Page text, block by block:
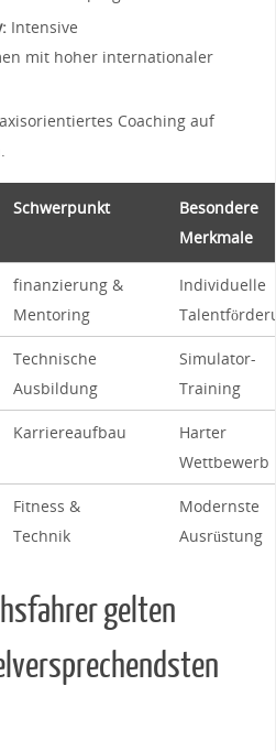
Intensive
mit hoher⁣ internationaler
Coaching ⁤auf⁣
Schwerpunkt
Besondere
Merkmale
finanzierung &
Mentoring
Individuelle
Technische⁣
Ausbildung
Simulator-
Training
Karriereaufbau
Harter
Wettbewerb
Fitness &
Technik
Modernste
Ausrüstung
gelten